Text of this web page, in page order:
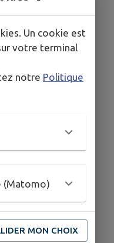
enfants au
à 11h30 pour
grands-
crèches….)
du relais
RPE Relais
»
Un cookie est
votre terminal
notre Politique
(Matomo)
MON CHOIX